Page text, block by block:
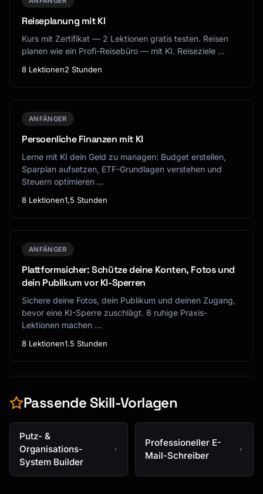
Reiseplanung mit KI
Kurs mit Zertifikat — 2 Lektionen gratis testen. Reisen
planen wie ein Profi-Reisebüro — mit KI. Reiseziele …
8 Lektionen2 Stunden
ANFÄNGER
Persoenliche Finanzen mit KI
Lerne mit KI dein Geld zu managen: Budget erstellen,
Sparplan aufsetzen, ETF-Grundlagen verstehen und
Steuern optimieren …
8 Lektionen1,5 Stunden
ANFÄNGER
Plattformsicher: Schütze deine Konten, Fotos und
dein Publikum vor KI-Sperren
Sichere deine Fotos, dein Publikum und deinen Zugang,
bevor eine KI-Sperre zuschlägt. 8 ruhige Praxis-
Lektionen machen …
8 Lektionen1.5 Stunden
Passende Skill-Vorlagen
Putz- &
Organisations-
System Builder
Professioneller E-
Mail-Schreiber